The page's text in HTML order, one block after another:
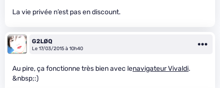
La vie privée n’est pas en discount.
G2LØQ
Le 17/03/2015 à 10h40
Au pire, ça fonctionne très bien avec lenavigateur Vivaldi.
&nbsp;:)